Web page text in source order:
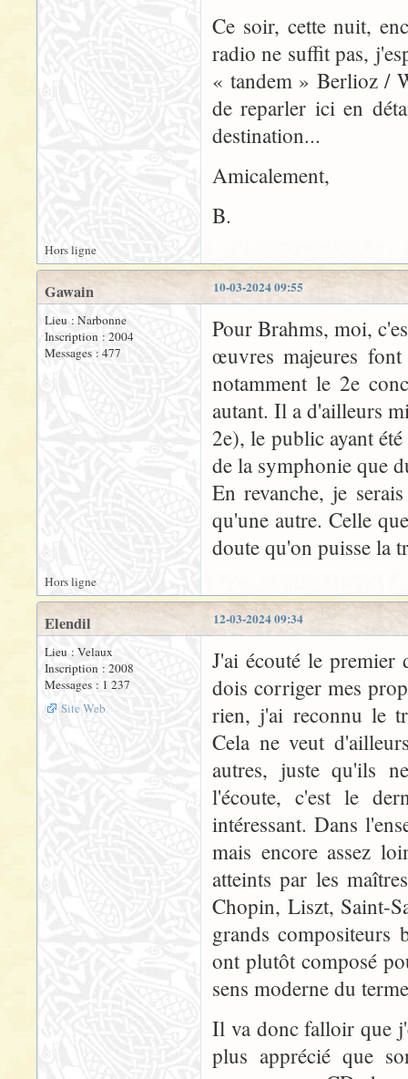
Ce soir, cette nuit,
radio ne suffit pas,
« tandem » Berlioz /
de reparler ici en
destination...
Amicalement,
B.
Hors ligne
10-03-2024 09:55
Gawain
Lieu : Narbonne
Inscription : 2004
Messages : 477
Pour Brahms, moi,
œuvres majeures
notamment le 2e
autant. Il a d'ailleurs
2e), le public ayant
de la symphonie que
En revanche, je
qu'une autre. Celle
doute qu'on puisse la
Hors ligne
12-03-2024 09:34
Elendil
Lieu : Velaux
Inscription : 2008
Messages : 1 237
Site Web
J'ai écouté le premier
dois corriger mes
rien, j'ai reconnu le
Cela ne veut
autres, juste qu'ils
l'écoute, c'est le
intéressant. Dans
mais encore assez
atteints par les
Chopin, Liszt, Saint-
grands compositeurs
ont plutôt composé
sens moderne du
Il va donc falloir que
plus apprécié que